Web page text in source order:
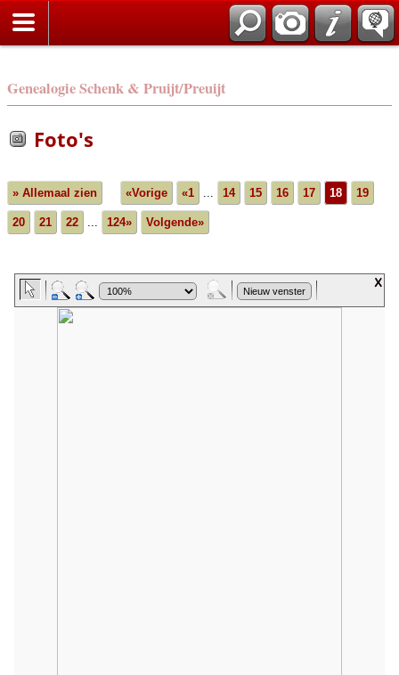
Genealogie Schenk & Pruijt/Preuijt
Foto's
» Allemaal zien «Vorige «1 ... 14 15 16 17 18 19
20 21 22 ... 124» Volgende»